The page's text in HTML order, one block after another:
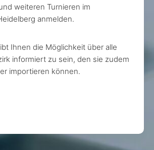
weiteren Turnieren im
anmelden.
Ihnen die Möglichkeit über alle
informiert zu sein, den sie zudem
importieren können.